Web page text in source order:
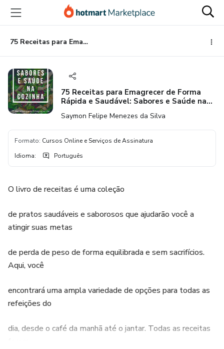
para
conteúdo
principal
para
pagamento
para
rodapé
75 Receitas para Emagrecer de Forma Rápida e Saudável: Sabores e Saúde na Cozinha
75 Receitas para Emagrecer de Forma
Rápida e Saudável: Sabores e Saúde na
Saymon Felipe Menezes da Silva
Formato: Cursos Online e Serviços de Assinatura
Idioma: Português
O livro de receitas é uma coleção
de pratos saudáveis e saborosos que ajudarão você a
atingir suas metas
de perda de peso de forma equilibrada e sem sacrifícios.
Aqui, você
encontrará uma ampla variedade de opções para todas as
refeições do
dia, desde o café da manhã até o jantar. Todas as receitas